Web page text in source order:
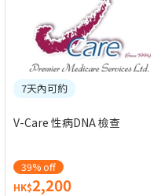
7天內可約
V-Care 性病DNA 檢查
39% off
HK$2,200